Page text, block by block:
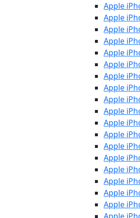
Apple
Apple
Apple
Apple
Apple
Apple
Apple
Apple
Apple
Apple
Apple
Apple
Apple
Apple
Apple
Apple
Apple
Apple